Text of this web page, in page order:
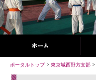
ポータルトップ> 東京城西野方支部 >